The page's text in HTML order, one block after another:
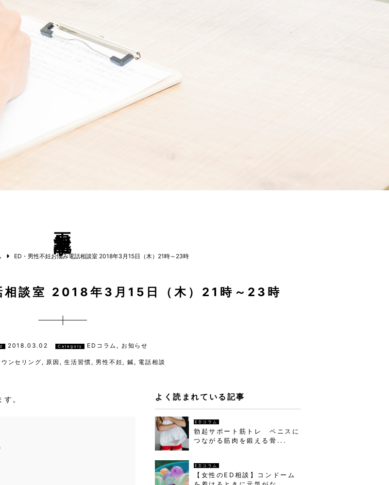
ED・男性不妊お悩み電話相談室 2018年3月15日（木）21時～23時
相談室 2018年3月15日（木）21時～23時
2018.03.02 Category EDコラム, お知らせ
ウンセリング, 原因 ,生活習慣 , 男性不妊,鍼 , 電話相談
。 よく読まれている記事
EDコラム
勃起サポート筋トレ ペニスに
つながる筋肉を鍛える骨...
EDコラム
【女性のED相談】コンドーム